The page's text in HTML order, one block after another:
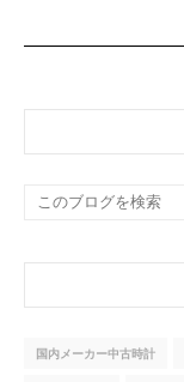
国内メーカー中古時計